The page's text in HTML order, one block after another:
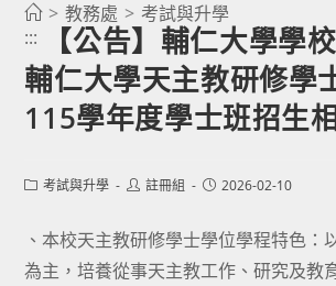
> 教務處 > 考試與升學
:::
【公告】輔仁大學學
輔仁大學天主教研修學
115學年度學士班招生
Post考試與升學
Post註冊組
Post2026-02-10
、本校天主教研修學士學位學程特色：
為主，培養從事天主教工作、研究及教